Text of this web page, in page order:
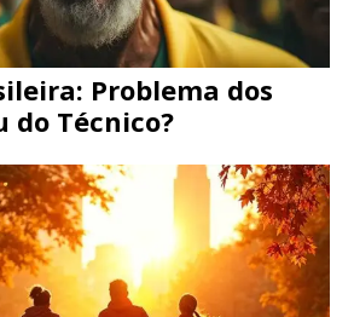
Problema dos
do Técnico?